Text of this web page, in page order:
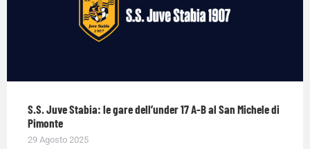
S.S. Juve Stabia: le gare dell’under 17 A-B al San Michele di
Pimonte
29 Agosto 2025